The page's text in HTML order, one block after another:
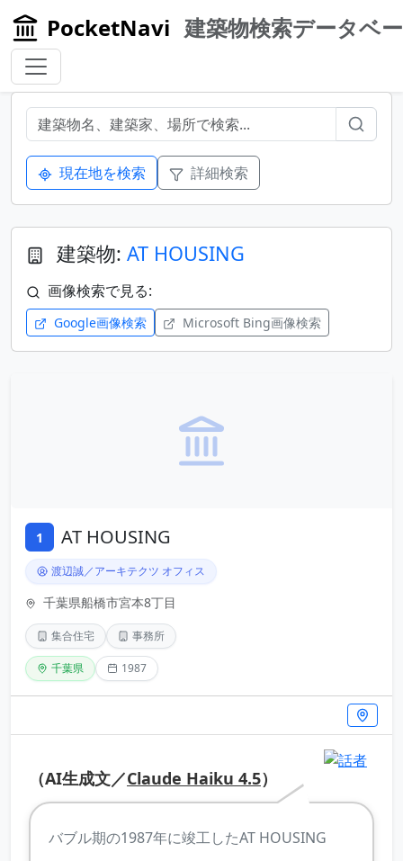
PocketNavi 建築物検索データベ
現在地を検索 詳細検索
建築物: AT HOUSING
画像検索で見る:
Google画像検索 Microsoft Bing画像検索
1 AT HOUSING
渡辺誠／アーキテクツ オフィス
千葉県船橋市宮本8丁目
集合住宅 事務所
千葉県 1987
（AI生成文／Claude Haiku 4.5）
バブル期の1987年に竣工したAT HOUSING